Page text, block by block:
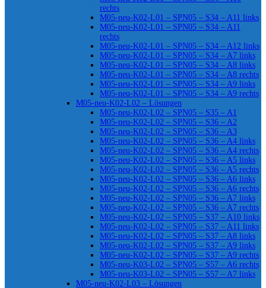
rechts
M05-neu-K02-L01 – SPN05 – S34 – A11 links
M05-neu-K02-L01 – SPN05 – S34 – A11
rechts
M05-neu-K02-L01 – SPN05 – S34 – A12 links
M05-neu-K02-L01 – SPN05 – S34 – A7 links
M05-neu-K02-L01 – SPN05 – S34 – A8 links
M05-neu-K02-L01 – SPN05 – S34 – A8 rechts
M05-neu-K02-L01 – SPN05 – S34 – A9 links
M05-neu-K02-L01 – SPN05 – S34 – A9 rechts
M05-neu-K02-L02 – Lösungen
M05-neu-K02-L02 – SPN05 – S35 – A1
M05-neu-K02-L02 – SPN05 – S36 – A2
M05-neu-K02-L02 – SPN05 – S36 – A3
M05-neu-K02-L02 – SPN05 – S36 – A4 links
M05-neu-K02-L02 – SPN05 – S36 – A4 rechts
M05-neu-K02-L02 – SPN05 – S36 – A5 links
M05-neu-K02-L02 – SPN05 – S36 – A5 rechts
M05-neu-K02-L02 – SPN05 – S36 – A6 links
M05-neu-K02-L02 – SPN05 – S36 – A6 rechts
M05-neu-K02-L02 – SPN05 – S36 – A7 links
M05-neu-K02-L02 – SPN05 – S36 – A7 rechts
M05-neu-K02-L02 – SPN05 – S37 – A10 links
M05-neu-K02-L02 – SPN05 – S37 – A11 links
M05-neu-K02-L02 – SPN05 – S37 – A8 links
M05-neu-K02-L02 – SPN05 – S37 – A9 links
M05-neu-K02-L02 – SPN05 – S37 – A9 rechts
M05-neu-K03-L02 – SPN05 – S57 – A6 rechts
M05-neu-K03-L02 – SPN05 – S57 – A7 links
M05-neu-K02-L03 – Lösungen